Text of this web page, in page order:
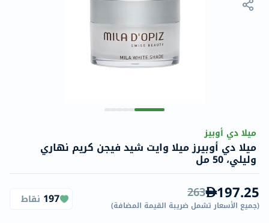
ميلا دي أوبيز
ميلا دي أوبيرز ميلا وايت شيد فيجن كريم نهاري
وليلي، 50 مل
197.25
263
(جميع الأسعار تشمل ضريبة القيمة المضافة)
197 نقاط